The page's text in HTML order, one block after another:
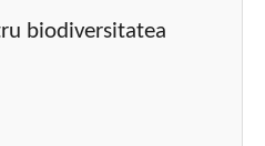
biodiversitatea